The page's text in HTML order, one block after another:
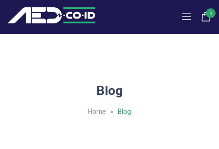
0
Blog
Home Blog